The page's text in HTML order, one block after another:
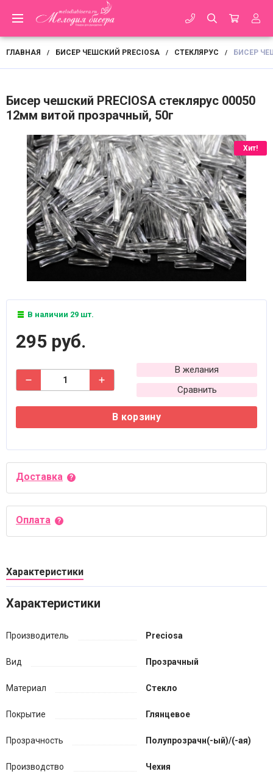
ГЛАВНАЯ / БИСЕР ЧЕШСКИЙ PRECIOSA / СТЕКЛЯРУС / БИСЕР
Бисер чешский PRECIOSA стеклярус 00050
12мм витой прозрачный, 50г
Хит!
В наличии 29 шт.
295 руб.
В желания
Сравнить
В корзину
Доставка
Оплата
Характеристики
Характеристики
Производитель Preciosa
Вид Прозрачный
Материал Стекло
Покрытие Глянцевое
Прозрачность Полупрозрачн(-ый)/(-ая)
Производство Чехия